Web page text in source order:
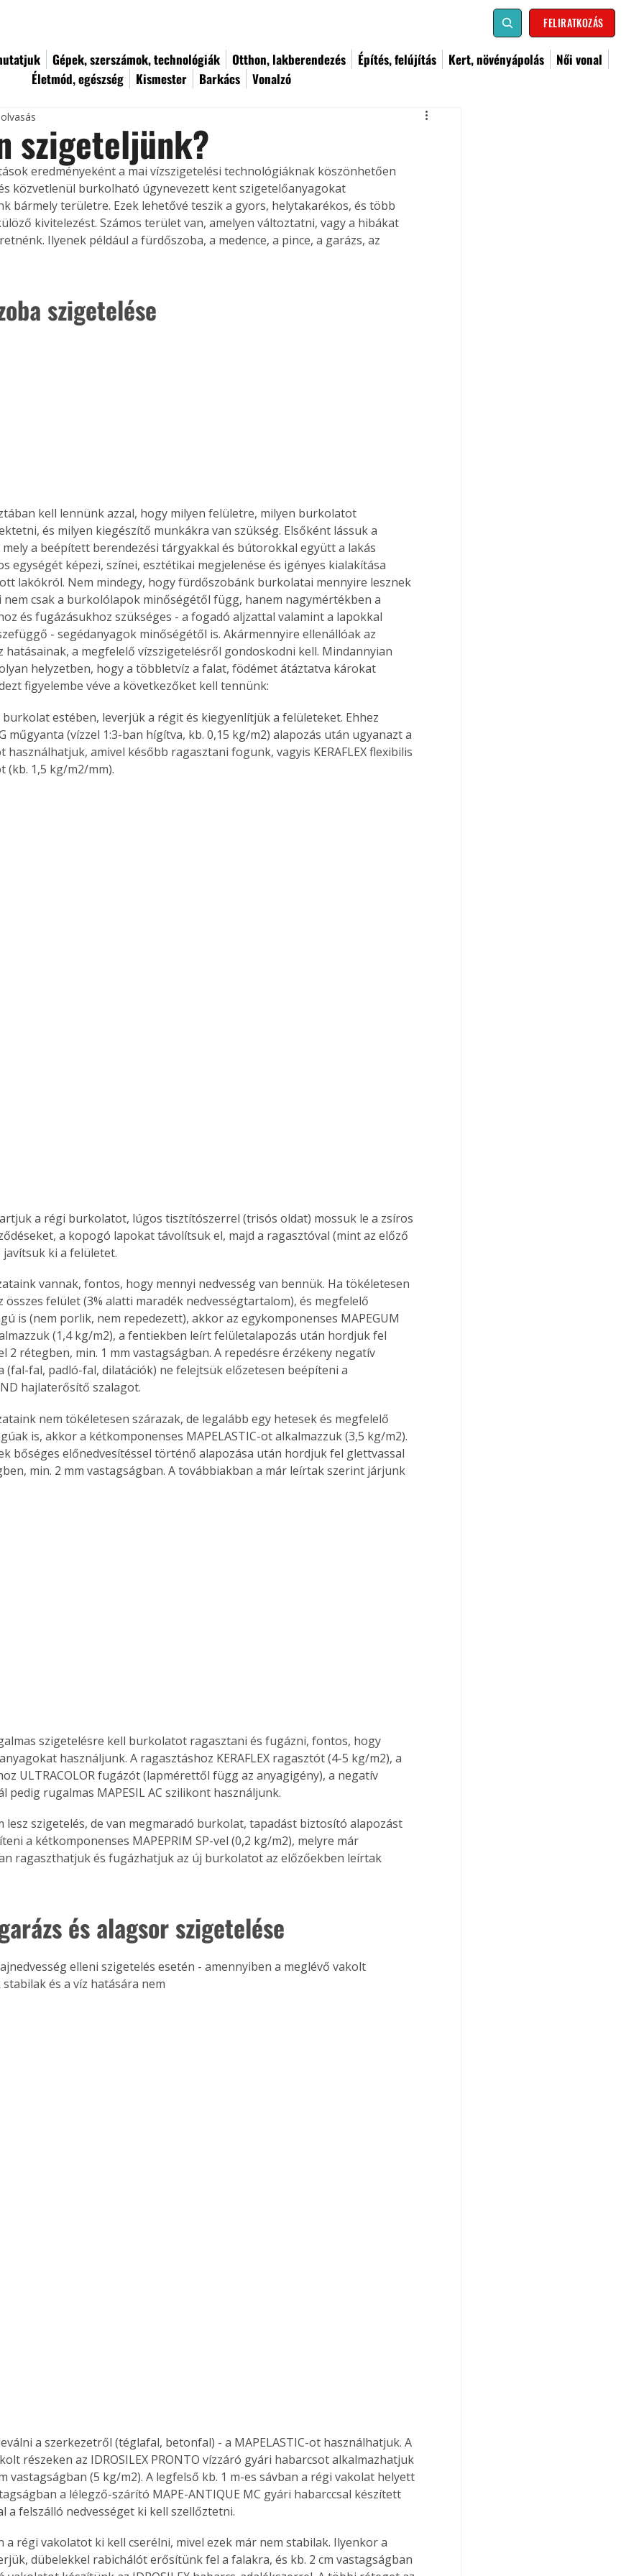
FELIRATKOZÁS
Gépek, szerszámok, technológiák Otthon, lakberendezés Építés, felújítás Kert, növényápolás
Női vonal
Életmód, egészség
Kismester Barkács Vonalzó
az
Old
új,
egyedi
Együtt jobban megéri!
Bővebb információ itt!
Együtt jobban megéri! A
párosítással kedvezményes
áron, 0 Ft postaköltséggel
megrendelhetők!
Gyógyító növények: a
természet kincsei az
szigeteljünk?
eredményeként a mai vízszigetelési technológiáknak köszönhetően
közvetlenül burkolható úgynevezett kent szigetelőanyagokat
bármely területre. Ezek lehetővé teszik a gyors, helytakarékos, és több
kivitelezést. Számos terület van, amelyen változtatni, vagy a hibákat
Ilyenek például a fürdőszoba, a medence, a pince, a garázs, az
szigetelése
kell lennünk azzal, hogy milyen felületre, milyen burkolatot
és milyen kiegészítő munkákra van szükség. Elsőként lássuk a
a beépített berendezési tárgyakkal és bútorokkal együtt a lakás
egységét képezi, színei, esztétikai megjelenése és igényes kialakítása
lakókról. Nem mindegy, hogy fürdőszobánk burkolatai mennyire lesznek
nem csak a burkolólapok minőségétől függ, hanem nagymértékben a
és fugázásukhoz szükséges - a fogadó aljzattal valamint a lapokkal
- segédanyagok minőségétől is. Akármennyire ellenállóak az
hatásainak, a megfelelő vízszigetelésről gondoskodni kell. Mindannyian
helyzetben, hogy a többletvíz a falat, födémet átáztatva károkat
figyelembe véve a következőket kell tennünk:
estében, leverjük a régit és kiegyenlítjük a felületeket. Ehhez
műgyanta (vízzel 1:3-ban hígítva, kb. 0,15 kg/m2) alapozás után ugyanazt a
használhatjuk, amivel később ragasztani fogunk, vagyis KERAFLEX flexibilis
(kb. 1,5 kg/m2/mm).
a régi burkolatot, lúgos tisztítószerrel (trisós oldat) mossuk le a zsíros
a kopogó lapokat távolítsuk el, majd a ragasztóval (mint az előző
javítsuk ki a felületet.
vannak, fontos, hogy mennyi nedvesség van bennük. Ha tökéletesen
összes felület (3% alatti maradék nedvességtartalom), és megfelelő
is (nem porlik, nem repedezett), akkor az egykomponenses MAPEGUM
(1,4 kg/m2), a fentiekben leírt felületalapozás után hordjuk fel
2 rétegben, min. 1 mm vastagságban. A repedésre érzékeny negatív
(fal-fal, padló-fal, dilatációk) ne felejtsük előzetesen beépíteni a
hajlaterősítő szalagot.
nem tökéletesen szárazak, de legalább egy hetesek és megfelelő
is, akkor a kétkomponenses MAPELASTIC-ot alkalmazzuk (3,5 kg/m2).
bőséges előnedvesítéssel történő alapozása után hordjuk fel glettvassal
min. 2 mm vastagságban. A továbbiakban a már leírtak szerint járjunk
szigetelésre kell burkolatot ragasztani és fugázni, fontos, hogy
használjunk. A ragasztáshoz KERAFLEX ragasztót (4-5 kg/m2), a
ULTRACOLOR fugázót (lapmérettől függ az anyagigény), a negatív
pedig rugalmas MAPESIL AC szilikont használjunk.
lesz szigetelés, de van megmaradó burkolat, tapadást biztosító alapozást
a kétkomponenses MAPEPRIM SP-vel (0,2 kg/m2), melyre már
ragaszthatjuk és fugázhatjuk az új burkolatot az előzőekben leírtak
és alagsor szigetelése
elleni szigetelés esetén - amennyiben a meglévő vakolt
és a víz hatására nem
részeken az IDROSILEX PRONTO vízzáró gyári habarcsot alkalmazhatjuk
vastagságban (5 kg/m2). A legfelső kb. 1 m-es sávban a régi vakolat helyett
a lélegző-szárító MAPE-ANTIQUE MC gyári habarccsal készített
a felszálló nedvességet ki kell szellőztetni.
a régi vakolatot ki kell cserélni, mivel ezek már nem stabilak. Ilyenkor a
dübelekkel rabichálót erősítünk fel a falakra, és kb. 2 cm vastagságban